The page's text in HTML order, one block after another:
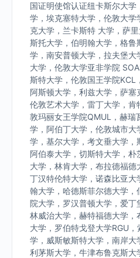
国证明使馆认证纽卡斯尔大
学，埃克塞特大学，伦敦大学
克大学，兰卡斯特 大学，萨
斯托大学，伯明翰大学，格鲁
学，南安普顿大学，拉夫堡大
大学，伦敦大学亚非学院
斯特大学，伦敦国王学院KCL
阿斯顿大学，利兹大学，萨塞
伦敦艺术大学，雷丁大学，
敦玛丽女王学院QMUL，赫瑞
学，阿伯丁大学，伦敦城市大
学，基尔大学，考文垂大学，
阿伯泰大学，切斯特大学，
大学，林肯大学，布拉德福
丁汉特伦特大学，诺森比亚大
翰大学，哈德斯菲尔德大学
院大学，罗汉普顿大学，爱丁
林威治大学，赫特福德大学
大学，罗伯特戈登大学RGU
学，威斯敏斯特大学，南岸
利茅斯大学，牛津布鲁克斯大